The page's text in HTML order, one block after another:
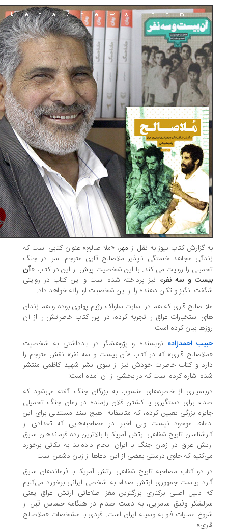
گزارش کتاب نیوز به نقل از مهر، «ملا صالح» عنوان کتابی است که
مجاهد خستگی ناپذیر ملاصالح قاری مترجم اسرا در جنگ
را روایت می کند. با این شخصیت پیش از این در کتاب « آن
و سه نفر» نیز پرداخته شده است و این کتاب در روایتی
انگیز و تکان دهنده را از این شخصیت او ارائه خواهد داد.
صالح قاری که هم در اسارت ساواک رژیم پهلوی بوده و هم زندان
استخبارات عراق را تجربه کرده، در این کتاب خاطراتش را از آن
بیان کرده است.
احمدزادهنویسنده و پژوهشگر در یادداشتی به شخصیت
قاری» که در کتاب «آن بیست و سه نفر» نقش مترجم را
و کتاب خاطرات خودش نیز از سوی نشر شهید کاظمی منتشر
اشاره کرده است که در بخشی از آن آمده است:
از خاطره‌های منسوب به بزرگان جنگ گفته می‌شود که
برای دستگیری یا کشتن فلان رزمنده در زمان جنگ تحمیلی
بزرگی تعیین کرده، که متاسفانه هیچ سند مستدلی برای این
موجود نیست ولی اخیرا در مصاحبه‌هایی که تعدادی از
تاریخ شفاهی ارتش آمریکا با بالاترین رده فرماندهان سابق
عراق در زمان جنگ با ایران انجام داده‌اند به نکاتی برخورد
که حاوی درستی بعضی از این ادعاها از زبان دشمن است.
دو کتاب مصاحبه تاریخ شفاهی ارتش آمریکا با فرماندهان سابق
ریاست جمهوری ارتش صدام به شخصی ایرانی برخورد می‌کنیم
دلیل اصلی برکناری بزرگترین مغز اطلاعاتی ارتش عراق یعنی
وفیق سامرایی، به دست صدام در هنگامه حساس قبل از
عملیات فاو به وسیله ایران است. فردی با مشخصات «ملاصالح